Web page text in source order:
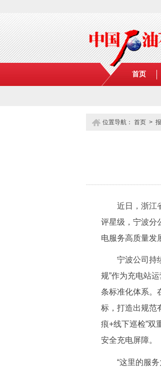
首页
位置导航： 首页 >
近日，浙江省
评星级，宁波分
电服务高质量发
宁波公司持续
规”作为充电站
条标准化体系。
标，打造出规范
痕+线下巡检”双
安全充电屏障。
“这里的服务